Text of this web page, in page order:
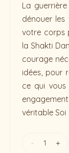
La
dénouer
votre corps
la Shakti
courage
idées, pour
ce qui vous
véritable Soi
- +